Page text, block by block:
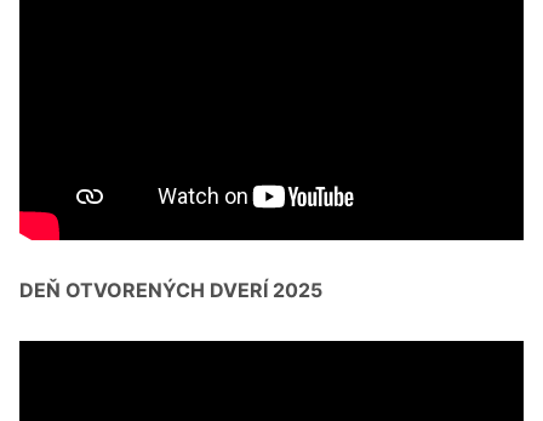
DEŇ OTVORENÝCH DVERÍ 2025